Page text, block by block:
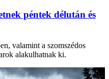
péntek délután és
valamint a szomszédos
alakulhatnak ki.